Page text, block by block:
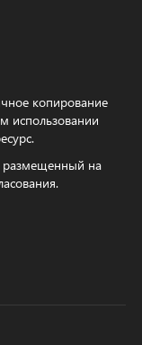
копирование
использовании
размещенный на